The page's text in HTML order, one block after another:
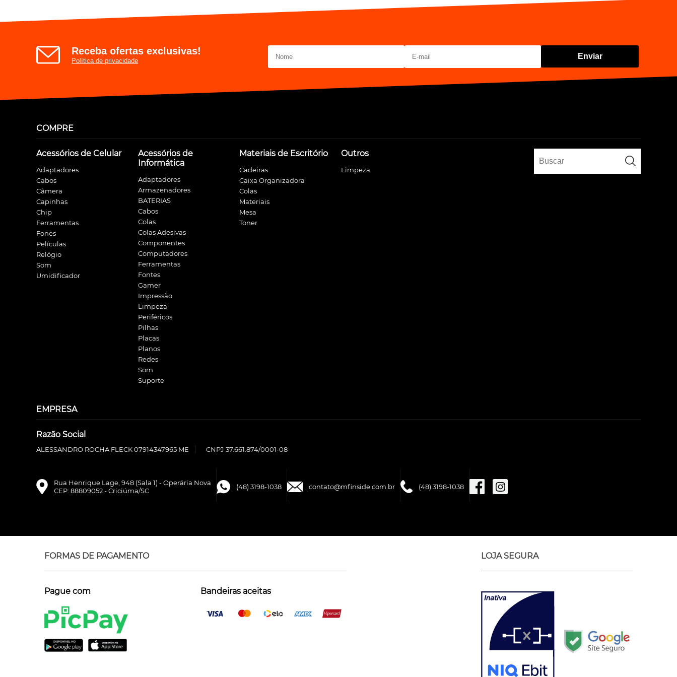
Receba ofertas exclusivas!
Política de privacidade
Enviar
COMPRE
Acessórios de Celular
Adaptadores
Cabos
Câmera
Capinhas
Chip
Ferramentas
Fones
Películas
Relógio
Som
Umidificador
Acessórios de
Informática
Adaptadores
Armazenadores
BATERIAS
Cabos
Colas
Colas Adesivas
Componentes
Computadores
Ferramentas
Fontes
Gamer
Impressão
Limpeza
Periféricos
Pilhas
Placas
Planos
Redes
Som
Suporte
Materiais de Escritório
Cadeiras
Caixa Organizadora
Colas
Materiais
Mesa
Toner
Outros
Limpeza
EMPRESA
Razão Social
ALESSANDRO ROCHA FLECK 07914347965 ME CNPJ 37.661.874/0001-08
Rua Henrique Lage, 948 (Sala 1) - Operária Nova
CEP: 88809052 - Criciúma/SC
(48) 3198-1038 contato@mfinside.com.br (48) 3198-1038
FORMAS DE PAGAMENTO
Pague com Bandeiras aceitas
LOJA SEGURA